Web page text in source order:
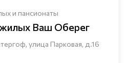
и пансионаты
Ваш Оберег
улица Парковая, д.16